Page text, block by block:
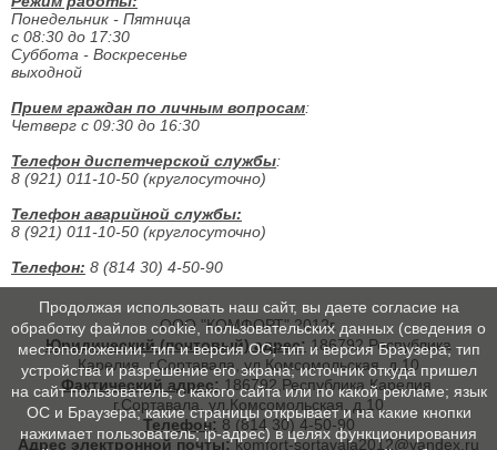
Понедельник - Пятница
с 08:30 до 17:30
Суббота - Воскресенье
выходной
Прием граждан по личным вопросам:
Четверг с 09:30 до 16:30
Телефон диспетчерской службы:
8 (921) 011-10-50 (круглосуточно)
Телефон аварийной службы:
8 (921) 011-10-50 (круглосуточно)
Телефон: 8 (814 30) 4-50-90
ООО "КОМФОРТ" 2012г.
Юридический (почтовый) адрес: 186792,Республика
Карелия, г.Сортавала, ул.Комсомольская, д.10
Фактический адрес: 186792,Республика Карелия,
г.Сортавала, ул.Комсомольская, д.10
Телефон: 8 (814 30) 4-50-90
Адрес электронной почты:komfort-sortavala2012@yandex.ru
Продолжая использовать наш сайт, вы даете согласие на
обработку файлов cookie, пользовательских данных (сведения о
местоположении; тип и версия ОС; тип и версия Браузера; тип
устройства и разрешение его экрана; источник откуда пришел
на сайт пользователь; с какого сайта или по какой рекламе; язык
ОС и Браузера; какие страницы открывает и на какие кнопки
нажимает пользователь; ip-адрес) в целях функционирования